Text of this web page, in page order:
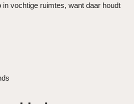
in vochtige ruimtes, want daar houdt